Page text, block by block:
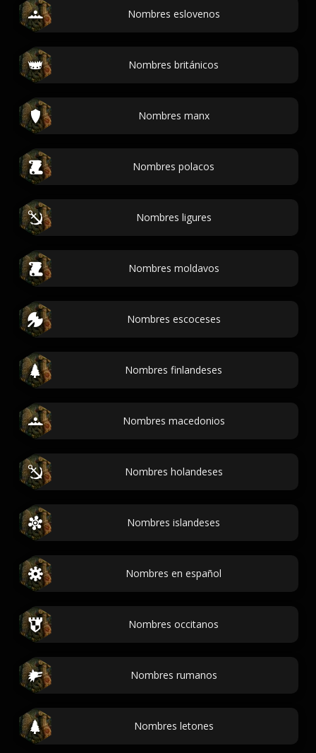
Nombres eslovenos
Nombres británicos
Nombres manx
Nombres polacos
Nombres ligures
Nombres moldavos
Nombres escoceses
Nombres finlandeses
Nombres macedonios
Nombres holandeses
Nombres islandeses
Nombres en español
Nombres occitanos
Nombres rumanos
Nombres letones